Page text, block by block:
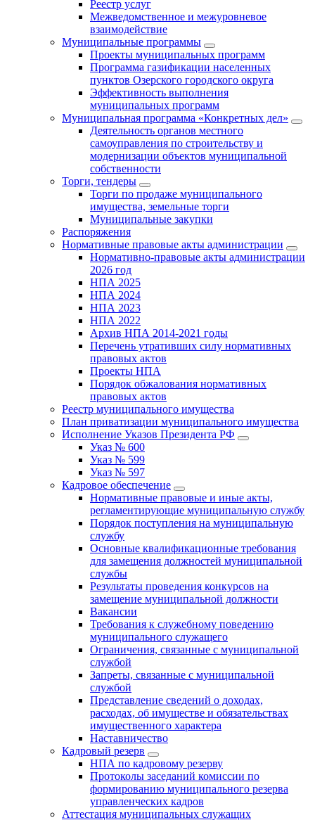
Реестр услуг
Межведомственное и межуровневое
взаимодействие
Муниципальные программы
Проекты муниципальных программ
Программа газификации населенных
пунктов Озерского городского округа
Эффективность выполнения
муниципальных программ
Муниципальная программа «Конкретных дел»
Деятельность органов местного
самоуправления по строительству и
модернизации объектов муниципальной
собственности
Торги, тендеры
Торги по продаже муниципального
имущества, земельные торги
Муниципальные закупки
Распоряжения
Нормативные правовые акты администрации
Нормативно-правовые акты администрации
2026 год
НПА 2025
НПА 2024
НПА 2023
НПА 2022
Архив НПА 2014-2021 годы
Перечень утративших силу нормативных
правовых актов
Проекты НПА
Порядок обжалования нормативных
правовых актов
Реестр муниципального имущества
План приватизации муниципального имущества
Исполнение Указов Президента РФ
Указ № 600
Указ № 599
Указ № 597
Кадровое обеспечение
Нормативные правовые и иные акты,
регламентирующие муниципальную службу
Порядок поступления на муниципальную
службу
Основные квалификационные требования
для замещения должностей муниципальной
службы
Результаты проведения конкурсов на
замещение муниципальной должности
Вакансии
Требования к служебному поведению
муниципального служащего
Ограничения, связанные с муниципальной
службой
Запреты, связанные с муниципальной
службой
Представление сведений о доходах,
расходах, об имуществе и обязательствах
имущественного характера
Наставничество
Кадровый резерв
НПА по кадровому резерву
Протоколы заседаний комиссии по
формированию муниципального резерва
управленческих кадров
Аттестация муниципальных служащих